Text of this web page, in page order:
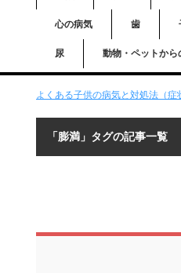
心の病気 歯
尿 動物・ペットから
よくある子供の病気と対処法（症
「膨満」タグの記事一覧